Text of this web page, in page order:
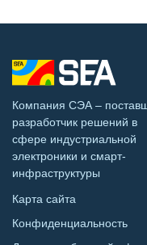
Компания СЭА –
разработчик решений в
сфере индустриальной
электроники и смарт-
инфраструктуры
Карта сайта
Конфиденциальность